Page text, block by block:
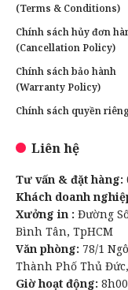
(Terms & Conditions)
Chính sách hủy đơn
(Cancellation Policy)
Chính sách bảo hành
(Warranty Policy)
Chính sách quyền
Liên hệ
Tư vấn & đặt hàng:
Khách doanh
Xưởng in : Đường
Bình Tân, TpHCM
Văn phòng: 78/1
Thành Phố Thủ
Giờ hoạt động: